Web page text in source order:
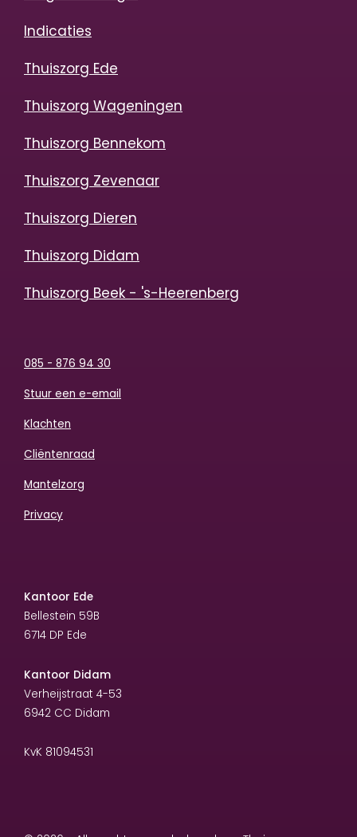
Indicaties
Thuiszorg Ede
Thuiszorg Wageningen
Thuiszorg Bennekom
Thuiszorg Zevenaar
Thuiszorg Dieren
Thuiszorg Didam
Thuiszorg Beek - 's-Heerenberg
085 - 876 94 30
Stuur een e-email
Klachten
Cliëntenraad
Mantelzorg
Privacy
Kantoor Ede
Bellestein 59B
6714 DP Ede
Kantoor Didam
Verheijstraat 4-53
6942 CC Didam
KvK 81094531